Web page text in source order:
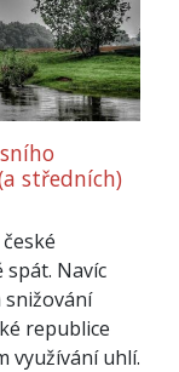
středních)
Navíc
republice
využívání uhlí.